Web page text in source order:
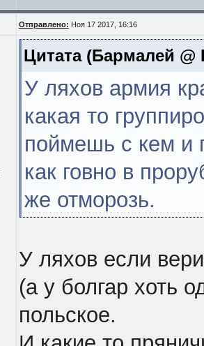
Отправлено: Ноя 17 2017, 16:16
Цитата(Бармалей @
У ляхов армия
какая то
поймешь с кем и
как говно в
же отморозь.
У ляхов если
(а у болгар хоть
польское.